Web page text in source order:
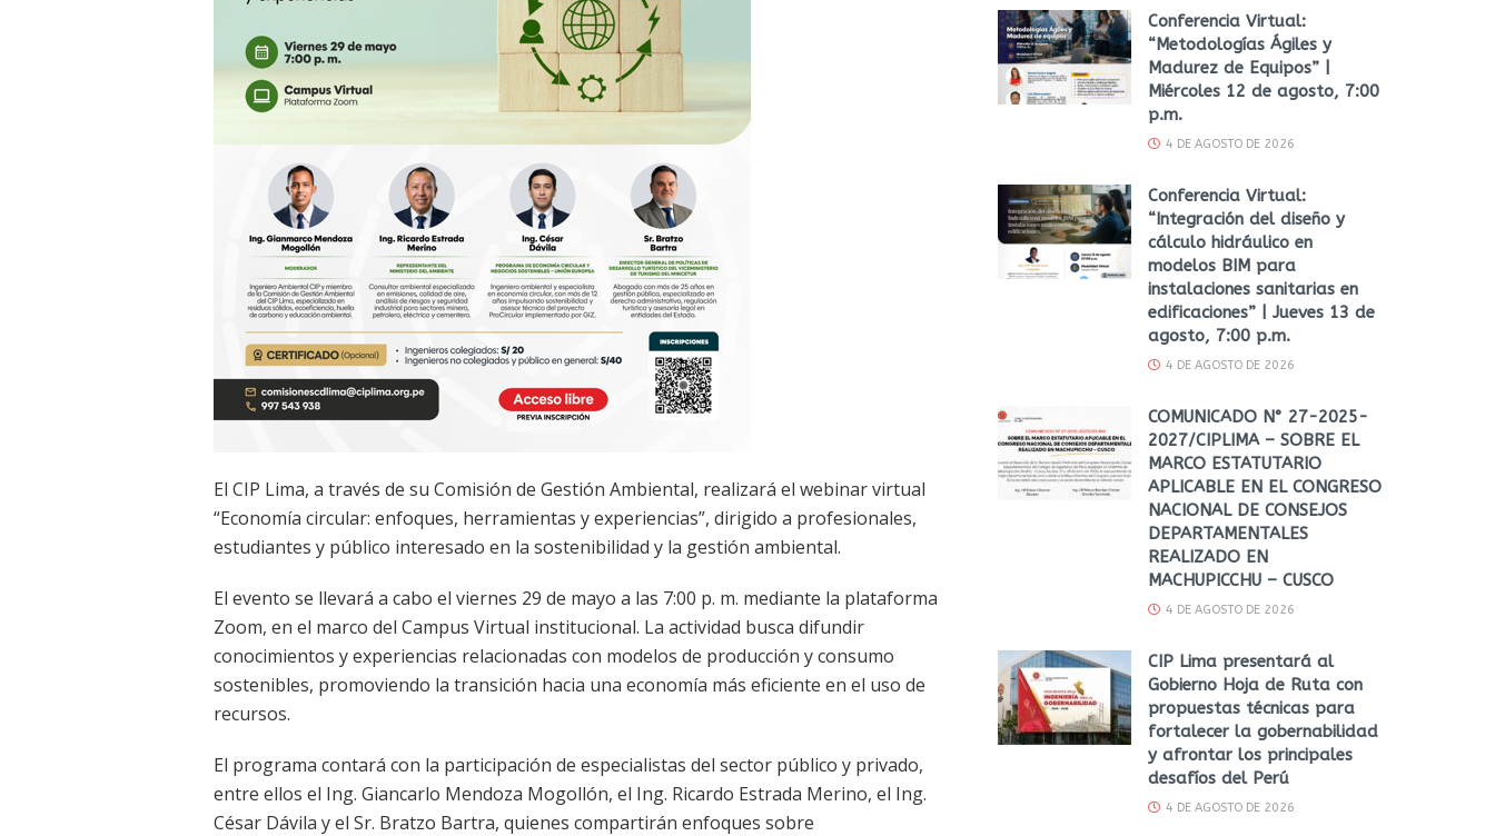
El CIP Lima, a través de su Comisión de Gestión Ambiental, realizará el webinar virtual
“Economía circular: enfoques, herramientas y experiencias”, dirigido a profesionales,
estudiantes y público interesado en la sostenibilidad y la gestión ambiental.
El evento se llevará a cabo el viernes 29 de mayo a las 7:00 p. m. mediante la plataforma
Zoom, en el marco del Campus Virtual institucional. La actividad busca difundir
conocimientos y experiencias relacionadas con modelos de producción y consumo
sostenibles, promoviendo la transición hacia una economía más eficiente en el uso de
recursos.
El programa contará con la participación de especialistas del sector público y privado,
entre ellos el Ing. Giancarlo Mendoza Mogollón, el Ing. Ricardo Estrada Merino, el Ing.
César Dávila y el Sr. Bratzo Bartra, quienes compartirán enfoques sobre
Conferencia Virtual:
“Metodologías Ágiles y
Madurez de Equipos” |
Miércoles 12 de agosto, 7:00
p.m.
4 DE AGOSTO DE 2026
Conferencia Virtual:
“Integración del diseño y
cálculo hidráulico en
modelos BIM para
instalaciones sanitarias en
edificaciones” | Jueves 13 de
agosto, 7:00 p.m.
4 DE AGOSTO DE 2026
COMUNICADO N° 27-2025-
2027/CIPLIMA – SOBRE EL
MARCO ESTATUTARIO
APLICABLE EN EL CONGRESO
NACIONAL DE CONSEJOS
DEPARTAMENTALES
REALIZADO EN
MACHUPICCHU – CUSCO
4 DE AGOSTO DE 2026
CIP Lima presentará al
Gobierno Hoja de Ruta con
propuestas técnicas para
fortalecer la gobernabilidad
y afrontar los principales
desafíos del Perú
4 DE AGOSTO DE 2026